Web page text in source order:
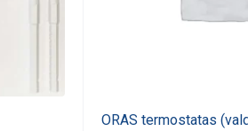
ORAS termostatas